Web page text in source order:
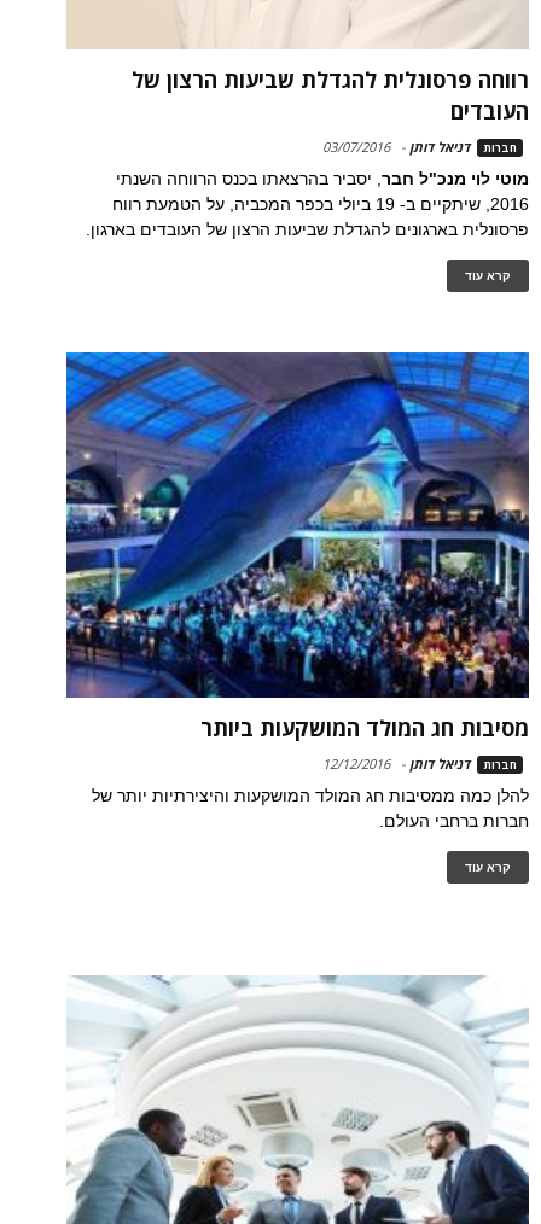
רווחה פרסונלית להגדלת שביעות הרצון של
העובדים
חברות דניאל דותן -
03/07/2016
מוטי לוי מנכ"ל חבר , יסביר בהרצאתו בכנס הרווחה השנתי
2016, שיתקיים ב- 19 ביולי בכפר המכביה, על הטמעת רווח
פרסונלית בארגונים להגדלת שביעות הרצון של העובדים בארגון.
קרא עוד
מסיבות חג המולד המושקעות ביותר
חברות דניאל דותן -
12/12/2016
להלן כמה ממסיבות חג המולד המושקעות והיצירתיות יותר של
חברות ברחבי העולם.
קרא עוד